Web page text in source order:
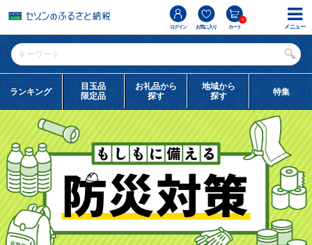
ログイン お気に入り カート
0
ランキング
目玉品
限定品
お礼品から
探す
地域から
探す
特集
メニュー